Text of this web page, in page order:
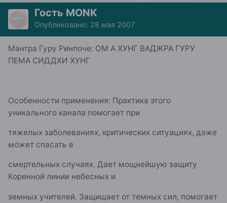
Гость MONK
Опубликовано: 28 мая 2007
Мантра Гуру Ринпоче: ОМ А ХУНГ ВАДЖРА ГУРУ
ПЕМА СИДДХИ ХУНГ
Особенности применения: Практика этого
уникального канала помогает при
тяжелых заболеваниях, критических ситуациях, даже
может спасать в
смертельных случаях. Дает мощнейшую защиту
Коренной линии небесных и
земных учителей. Защищает от темных сил, помогает